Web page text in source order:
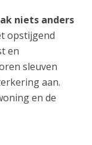
niets anders
opstijgend
en
sleuven
aan.
en de